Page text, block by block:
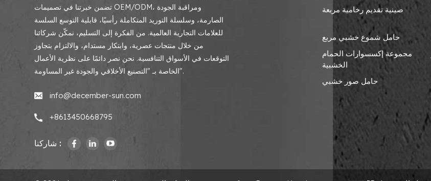
تضمن خبرتنا في تصميمات OEM/ODM، ومراقبة الجودة
الصارمة، وسلسلة التوريد المتكاملة رأسيًا، قابلية التوسع السلسة
للعلامات التجارية العالمية. من الفكرة إلى التسليم، نمكّن شركائنا
من خلال منتجات عصرية، وابتكار مستدام، والالتزام بتجاوز
التوقعات في الأسواق التنافسية. نحن نصر دائمًا على نظرية الأعمال
الخاصة بـ "التصنيع الأخلاقي والجودة غير المساومة".
info@december-sun.com
+8613450668795
شاركنا :
صينية تقديم رخامية مربعة
حامل شموع خشبي مربع
مجموعة إكسسوارات الحمام
الخشبية
حامل صور خشبي